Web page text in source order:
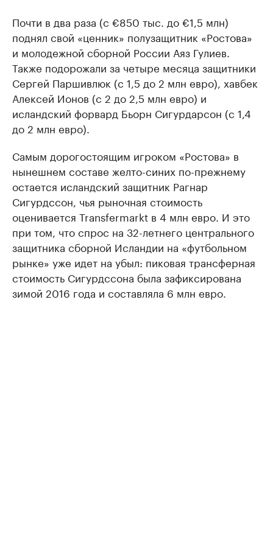
Почти в два раза (с €850 тыс. до €1,5 млн)
поднял свой «ценник» полузащитник «Ростова»
и молодежной сборной России Аяз Гулиев.
Также подорожали за четыре месяца защитники
Сергей Паршивлюк (с 1,5 до 2 млн евро), хавбек
Алексей Ионов (с 2 до 2,5 млн евро) и
исландский форвард Бьорн Сигурдарсон (с 1,4
до 2 млн евро).
Самым дорогостоящим игроком «Ростова» в
нынешнем составе желто-синих по-прежнему
остается исландский защитник Рагнар
Сигурдссон, чья рыночная стоимость
оценивается Transfermarkt в 4 млн евро. И это
при том, что спрос на 32-летнего центрального
защитника сборной Исландии на «футбольном
рынке» уже идет на убыл: пиковая трансферная
стоимость Сигурдссона была зафиксирована
зимой 2016 года и составляла 6 млн евро.